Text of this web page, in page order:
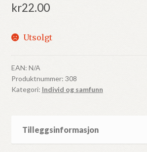
kr22.00
Utsolgt
EAN: N/A
Produktnummer: 308
Kategori: Individ og samfunn
Tilleggsinformasjon